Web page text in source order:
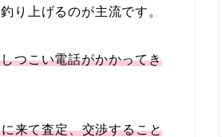
り上げるのが主流です。
つこい電話がかかってき
来て査定、交渉すること